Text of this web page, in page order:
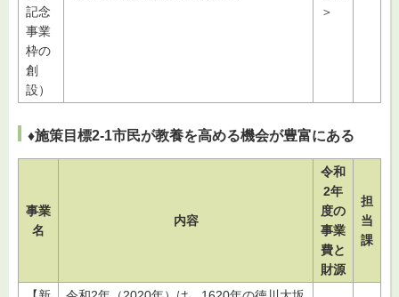
記念
事業
枠の
創
設）
＞
♦施策目標2-1市民が教養を高める機会が豊富にある
事業
名
内容
令和
2年
度の
事業
費と
財源
担
当
課